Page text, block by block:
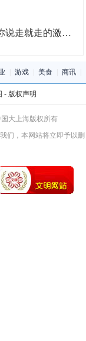
走的激情和底气
游戏 美食 商讯
- 版权声明
大上海版权所有
们，本网站将立即予以删